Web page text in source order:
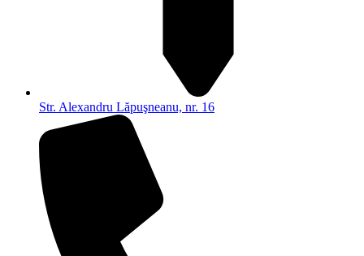
Str. Alexandru Lăpuşneanu, nr. 16